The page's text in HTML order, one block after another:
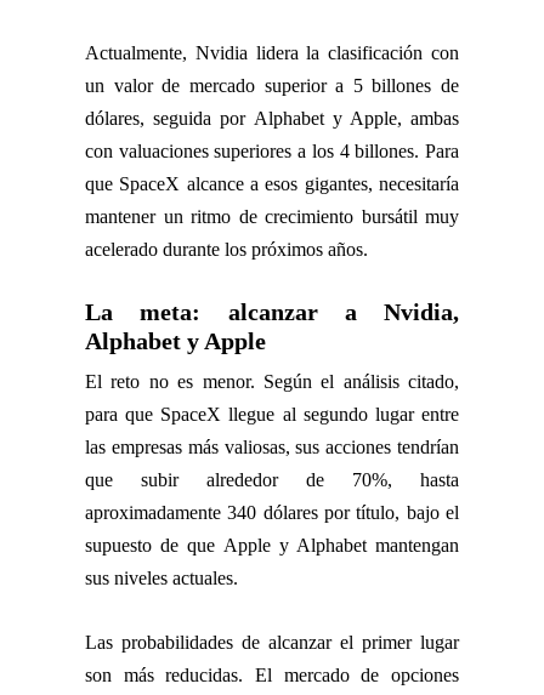
Actualmente, Nvidia lidera la clasificación con
un valor de mercado superior a 5 billones de
dólares, seguida por Alphabet y Apple, ambas
con valuaciones superiores a los 4 billones. Para
que SpaceX alcance a esos gigantes, necesitaría
mantener un ritmo de crecimiento bursátil muy
acelerado durante los próximos años.
La meta: alcanzar a Nvidia,
Alphabet y Apple
El reto no es menor. Según el análisis citado,
para que SpaceX llegue al segundo lugar entre
las empresas más valiosas, sus acciones tendrían
que subir alrededor de 70%, hasta
aproximadamente 340 dólares por título, bajo el
supuesto de que Apple y Alphabet mantengan
sus niveles actuales.
Las probabilidades de alcanzar el primer lugar
son más reducidas. El mercado de opciones